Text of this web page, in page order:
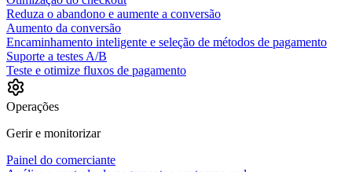
Reduza o abandono e aumente a conversão
Aumento da conversão
Encaminhamento inteligente e seleção de métodos de pagamento
Suporte a testes A/B
Teste e otimize fluxos de pagamento
Operações
Gerir e monitorizar
Painel do comerciante